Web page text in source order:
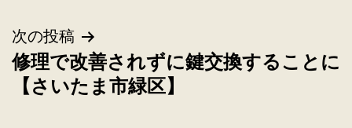
次の投稿
修理で改善されずに鍵交換することに
【さいたま市緑区】